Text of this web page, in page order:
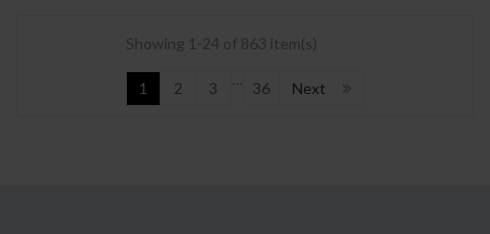
Showing 1-24 of 863 item(s)
1 2 3 36 Next